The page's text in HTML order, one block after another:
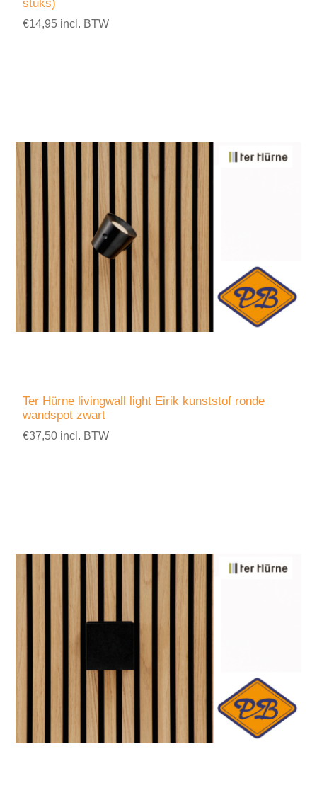
stuks)
€14,95 incl. BTW
Ter Hürne livingwall light Eirik kunststof ronde
wandspot zwart
€37,50 incl. BTW